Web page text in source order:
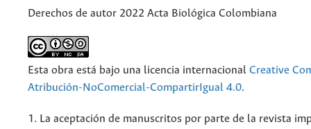
Derechos de autor 2022 Acta Biológica Colombiana
Esta obra está bajo una licencia internacional Creative
Atribución-NoComercial-CompartirIgual 4.0.
1. La aceptación de manuscritos por parte de la revista